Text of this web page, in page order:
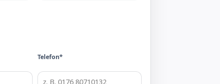
Telefon*